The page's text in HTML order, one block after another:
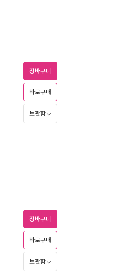
장바구니
바로구매
보관함
장바구니
바로구매
보관함